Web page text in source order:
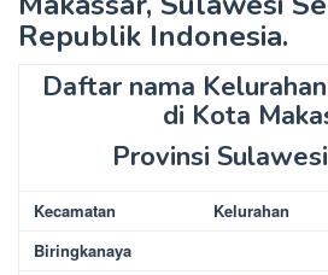
Republik Indonesia.
Daftar nama
di Kota
Provinsi
Kecamatan Kelurahan
Biringkanaya